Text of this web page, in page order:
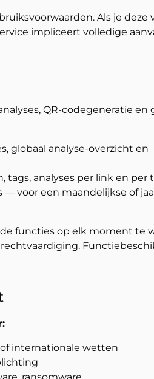
Als je deze
impliceert volledige
QR-codegeneratie en
globaal analyse-overzicht en
analyses per link en per
voor een maandelijkse of
functies op elk moment te
internationale wetten